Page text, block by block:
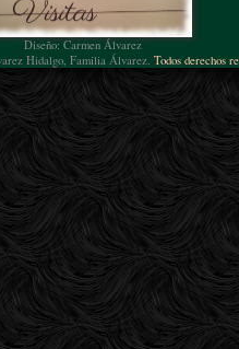
Diseño: Carmen Álvarez
Hidalgo, Familia Álvarez. Todos derechos